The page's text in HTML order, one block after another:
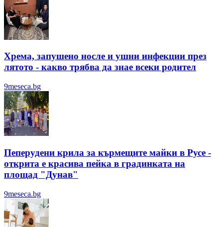
Хрема, запушено носле и ушни инфекции през
лятотo - какво трябва да знае всеки родител
9meseca.bg
Пеперудени крила за кърмещите майки в Русе -
открита е красива пейка в градинката на
площад "Дунав"
9meseca.bg